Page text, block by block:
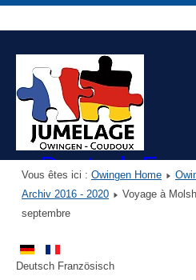
Deutsch
DFVO e.V.
Vous êtes ici : Owingen Home
Archiv 2016 - 2020
Voyage à
septembre
Deutsch Französisch